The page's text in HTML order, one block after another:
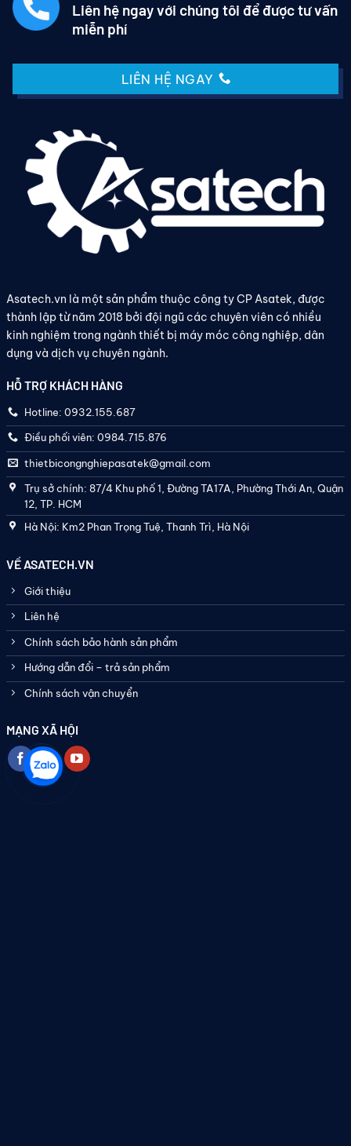
Liên hệ ngay với chúng tôi để được tư vấn
miễn phí
LIÊN HỆ NGAY
Asatech.vn là một sản phẩm thuộc công ty CP Asatek, được
thành lập từ năm 2018 bởi đội ngũ các chuyên viên có nhiều
kinh nghiệm trong ngành thiết bị máy móc công nghiệp, dân
dụng và dịch vụ chuyên ngành.
HỖ TRỢ KHÁCH HÀNG
Hotline: 0932.155.687
Điều phối viên: 0984.715.876
thietbicongnghiepasatek@gmail.com
Trụ sở chính: 87/4 Khu phố 1, Đường TA17A, Phường Thới An, Quận
12, TP. HCM
Hà Nội: Km2 Phan Trọng Tuệ, Thanh Trì, Hà Nội
VỀ ASATECH.VN
Giới thiệu
Liên hệ
Chính sách bảo hành sản phẩm
Hướng dẫn đổi – trả sản phẩm
Chính sách vận chuyển
MẠNG XÃ HỘI